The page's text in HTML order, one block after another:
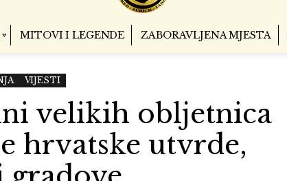
MITOVI I LEGENDE ZABORAVLJENA MJESTA
VIJESTI
velikih obljetnica
hrvatske utvrde,